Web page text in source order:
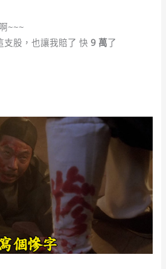
~~~
支股，也讓我賠了 快9 萬了